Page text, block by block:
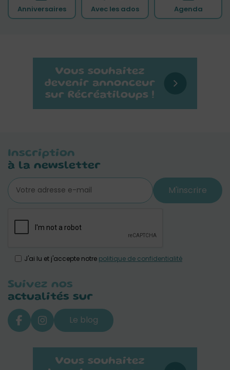
Anniversaires Avec les ados Agenda
Inscription
à la newsletter
M'inscrire
J'ai lu et j'accepte notre politique de confidentialité
Suivez nos
actualités sur
Le blog